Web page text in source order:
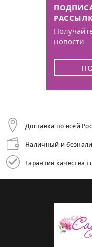
новости
Доставка по всей
Наличный и
Гарантия качества